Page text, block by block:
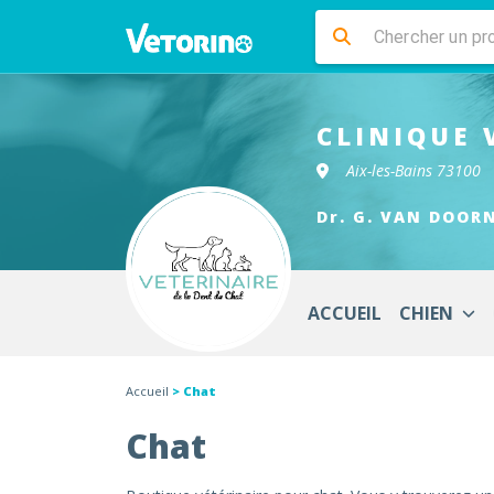
CLINIQUE
Aix-les-Bains 73100
Dr. G. VAN
ACCUEIL CHIEN
Accueil > Chat
Chat